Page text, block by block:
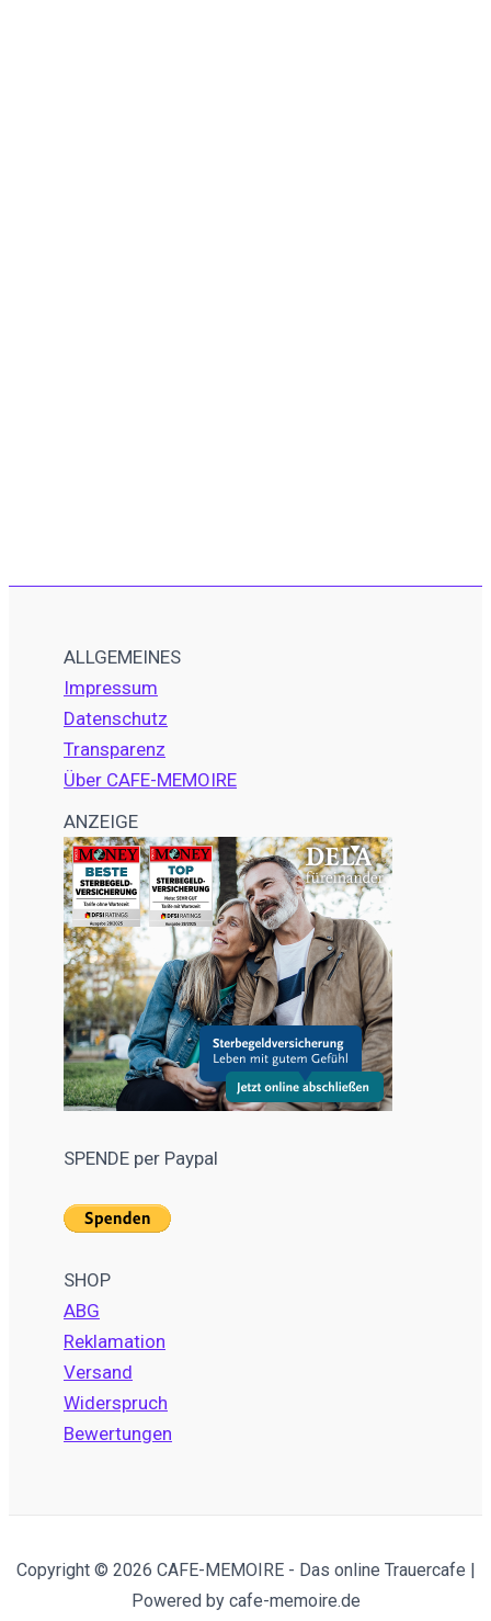
ALLGEMEINES
Impressum
Datenschutz
Transparenz
Über CAFE-MEMOIRE
ANZEIGE
SPENDE per Paypal
SHOP
ABG
Reklamation
Versand
Widerspruch
Bewertungen
Copyright © 2026 CAFE-MEMOIRE - Das online Trauercafe |
Powered by cafe-memoire.de